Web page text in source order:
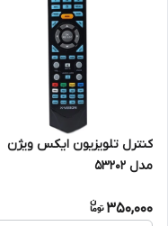
کنترل تلویزیون ایکس ویژن
مدل 53202
350,000